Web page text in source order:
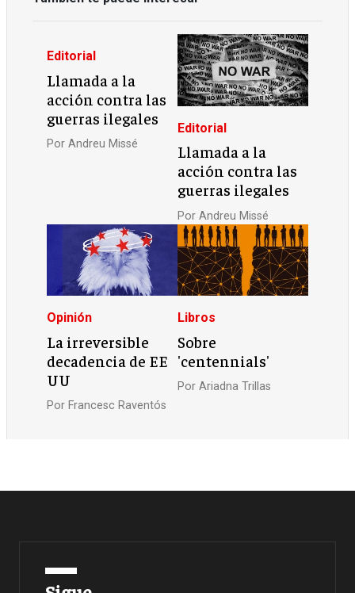
Editorial
Llamada a la
acción contra las
guerras ilegales
PorAndreu Missé
Editorial
Llamada a la
acción contra las
guerras ilegales
Por Andreu Missé
Opinión
La irreversible
decadencia de EE
UU
Por Francesc Raventós
Libros
Sobre
'centennials'
Por Ariadna Trillas